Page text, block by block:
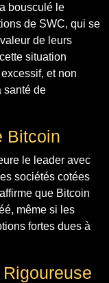
bousculé le
de SWC, qui se
de leurs
situation
et non
santé de
Bitcoin
le leader avec
sociétés cotées
que Bitcoin
même si les
fortes dues à